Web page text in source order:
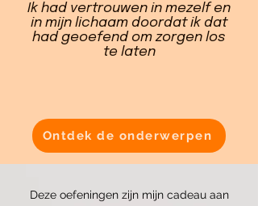
Ik had vertrouwen in mezelf en
in mijn lichaam doordat ik dat
had geoefend om zorgen los
te laten
Ontdek de onderwerpen
Deze oefeningen zijn mijn cadeau aan